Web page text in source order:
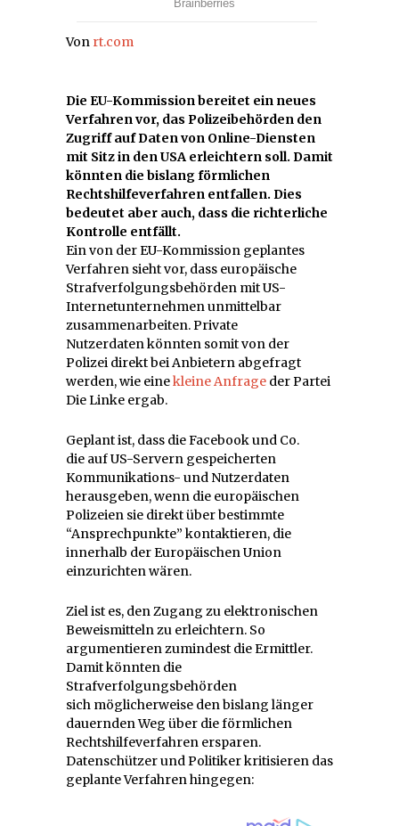
Von rt.com
Die EU-Kommission bereitet ein neues
Verfahren vor, das Polizeibehörden den
Zugriff auf Daten von Online-Diensten
mit Sitz in den USA erleichtern soll. Damit
könnten die bislang förmlichen
Rechtshilfeverfahren entfallen. Dies
bedeutet aber auch, dass die richterliche
Kontrolle entfällt.
Ein von der EU-Kommission geplantes
Verfahren sieht vor, dass europäische
Strafverfolgungsbehörden mit US-
Internetunternehmen unmittelbar
zusammenarbeiten. Private
Nutzerdaten könnten somit von der
Polizei direkt bei Anbietern abgefragt
werden, wie einekleine Anfrage der Partei
Die Linke ergab.
Geplant ist, dass die Facebook und Co.
die auf US-Servern gespeicherten
Kommunikations- und Nutzerdaten
herausgeben, wenn die europäischen
Polizeien sie direkt über bestimmte
“Ansprechpunkte” kontaktieren, die
innerhalb der Europäischen Union
einzurichten wären.
Ziel ist es, den Zugang zu elektronischen
Beweismitteln zu erleichtern. So
argumentieren zumindest die Ermittler.
Damit könnten die
Strafverfolgungsbehörden
sich möglicherweise den bislang länger
dauernden Weg über die förmlichen
Rechtshilfeverfahren ersparen.
Datenschützer und Politiker kritisieren das
geplante Verfahren hingegen: